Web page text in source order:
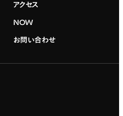
アクセス
NOW
お問い合わせ